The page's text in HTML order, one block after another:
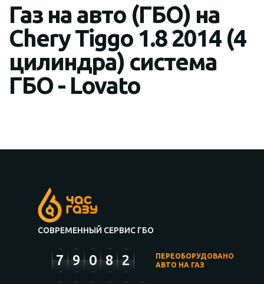
Газ на авто (ГБО) на
Chery Tiggo 1.8 2014 (4
цилиндра) система
ГБО - Lovato
СОВРЕМЕННЫЙ СЕРВИС ГБО
7 9 0 8 2
ПЕРЕОБОРУДОВАНО
АВТО НА ГАЗ